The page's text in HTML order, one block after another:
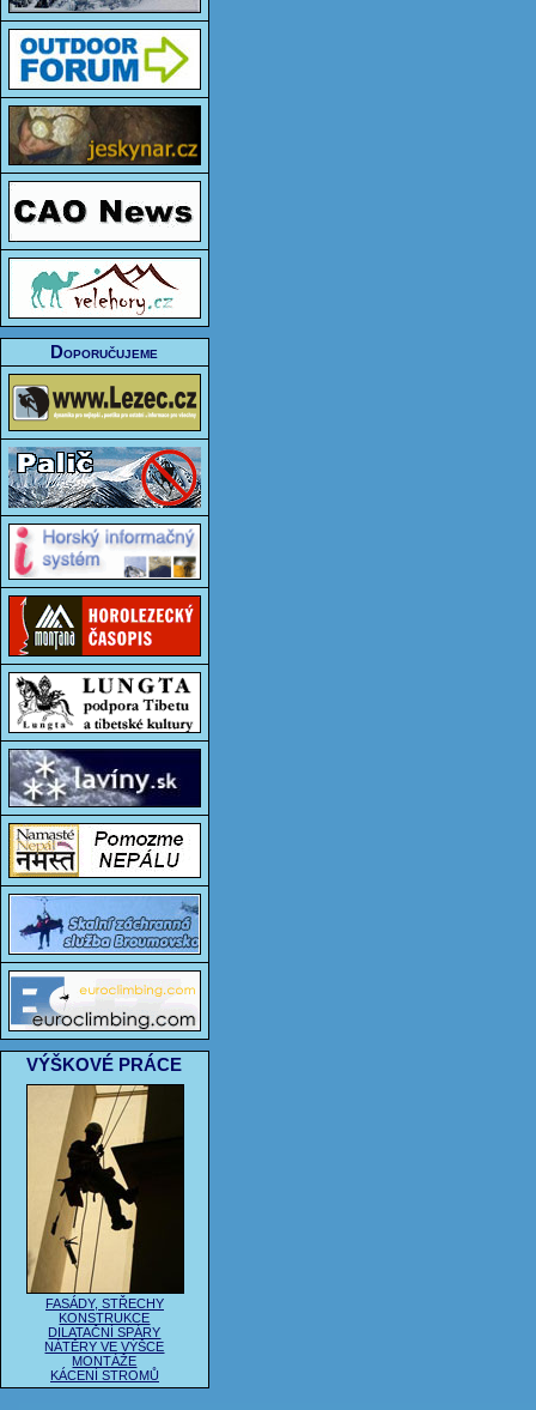
Doporučujeme
VÝŠKOVÉ PRÁCE
FASÁDY, STŘECHY
KONSTRUKCE
DILATAČNÍ SPÁRY
NÁTĚRY VE VÝŠCE
MONTÁŽE
KÁCENÍ STROMŮ